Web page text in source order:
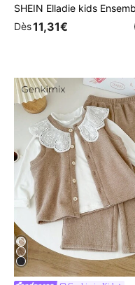
Dès11,31€